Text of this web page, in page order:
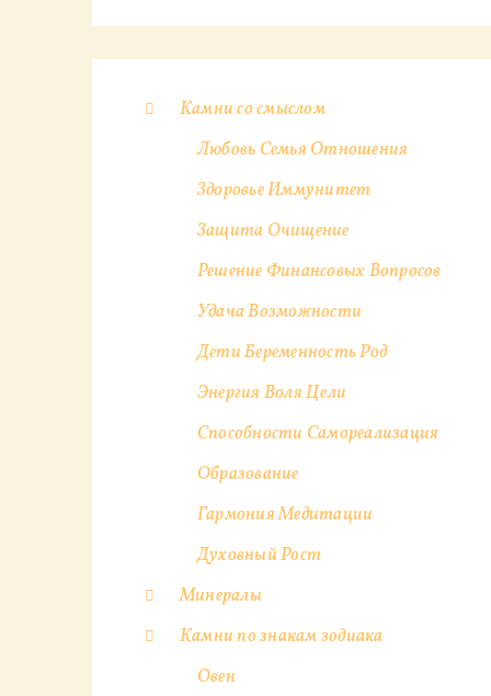
Камни со смыслом
Любовь Семья Отношения
Здоровье Иммунитет
Защита Очищение
Решение Финансовых Вопросов
Удача Возможности
Дети Беременность Род
Энергия Воля Цели
Способности Самореализация
Образование
Гармония Медитации
Духовный Рост
Минералы
Камни по знакам зодиака
Овен